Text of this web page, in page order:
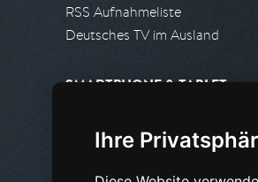
Ihre
RSS Aufnahmeliste
Deutsches TV im Ausland
SMARTPHONE & TABLET
Android App